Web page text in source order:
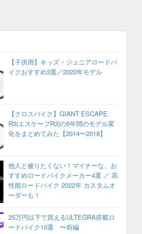
【子供用】キッズ・ジュニアロードバ
イクおすすめ3選／2020年モデル
【クロスバイク】GIANT ESCAPE
R3(エスケープR3)の5年間のモデル変
化をまとめてみた【2014〜2018】
他人と被りたくない！マイナーな、お
すすめロードバイクメーカー4選 ／ 高
性能ロードバイク 2022年 カスタムオ
ーダーも！
25万円以下で買えるULTEGRA搭載ロ
ードバイク10選 〜前編